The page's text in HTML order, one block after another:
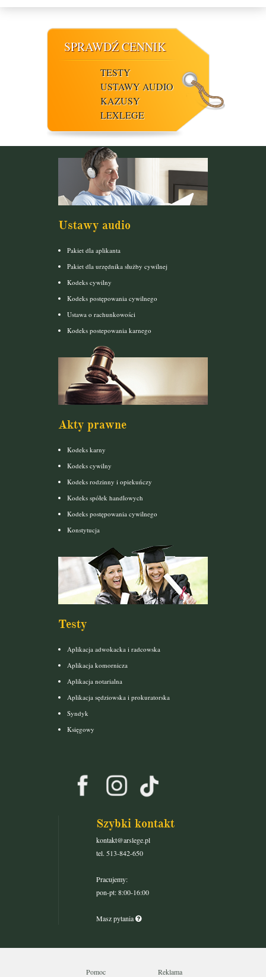
SPRAWDŹ CENNIK
TESTY
USTAWY AUDIO
KAZUSY
LEXLEGE
Ustawy audio
Pakiet dla aplikanta
Pakiet dla urzędnika służby cywilnej
Kodeks cywilny
Kodeks postępowania cywilnego
Ustawa o rachunkowości
Kodeks postepowania karnego
Akty prawne
Kodeks karny
Kodeks cywilny
Kodeks rodzinny i opiekuńczy
Kodeks spółek handlowych
Kodeks postępowania cywilnego
Konstytucja
Testy
Aplikacja adwokacka i radcowska
Aplikacja komornicza
Aplikacja notarialna
Aplikacja sędziowska i prokuratorska
Syndyk
Księgowy
Szybki kontakt
kontakt@arslege.pl
tel. 513-842-650
Pracujemy:
pon-pt: 8:00-16:00
Masz pytania
Pomoc Reklama